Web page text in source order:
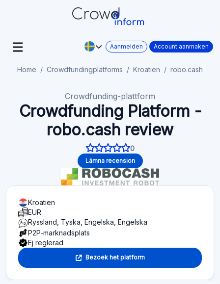
Aanmelden Account aanmaken
Home Crowdfundingplatforms Kroatien robo.cash
Crowdfunding-plattform
Crowdfunding Platform -
robo.cash review
0
Lämna recension
Kroatien
EUR
Ryssland, Tyska, Engelska, Engelska
P2P-marknadsplats
Ej reglerad
Bezoek het platform